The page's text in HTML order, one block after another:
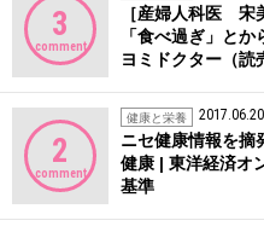
3
comment
［産婦人科医 宋
「食べ過ぎ」と
ヨミドクター（読
2
comment
健康と栄養 2017.06.20
ニセ健康情報を摘
健康 | 東洋経済オ
基準